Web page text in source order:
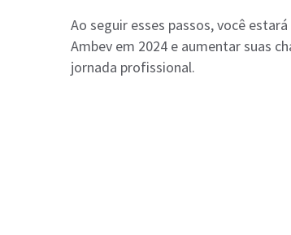
Ao seguir esses passos, você
Ambev em 2024 e aumentar suas
jornada profissional.